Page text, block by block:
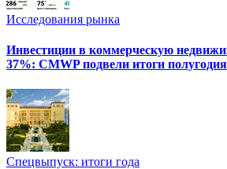
Исследования рынка
Инвестиции в коммерческую
37%: CMWP подвели итоги полугодия
Спецвыпуск: итоги года